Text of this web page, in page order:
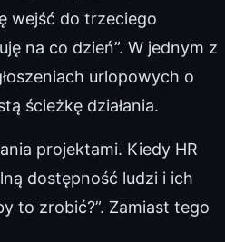
wejść do trzeciego
na co dzień”. W jednym z
urlopowych o
ścieżkę działania.
projektami. Kiedy HR
dostępność ludzi i ich
to zrobić?”. Zamiast tego